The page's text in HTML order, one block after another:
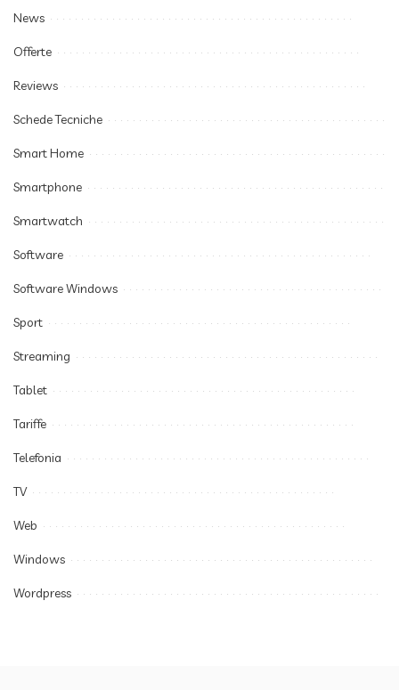
News
Offerte
Reviews
Schede Tecniche
Smart Home
Smartphone
Smartwatch
Software
Software Windows
Sport
Streaming
Tablet
Tariffe
Telefonia
TV
Web
Windows
Wordpress